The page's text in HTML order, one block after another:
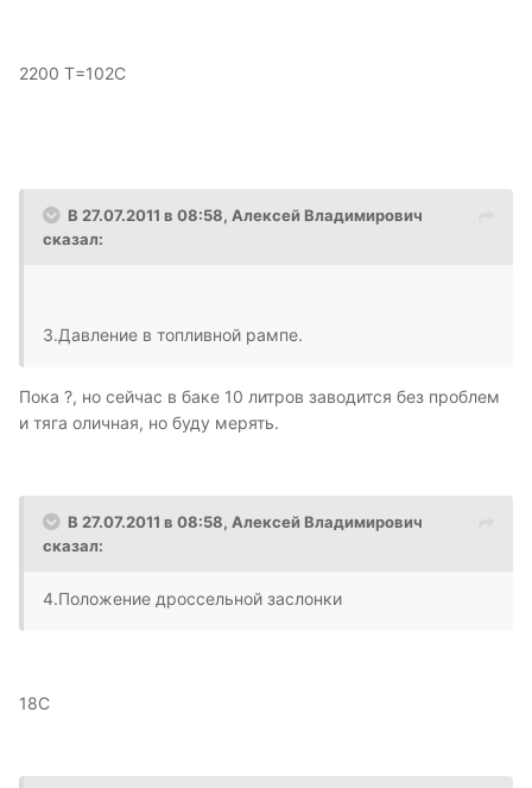
2200 Т=102С
В 27.07.2011 в 08:58, Алексей Владимирович
сказал:
3.Давление в топливной рампе.
Пока ?, но сейчас в баке 10 литров заводится без проблем
и тяга оличная, но буду мерять.
В 27.07.2011 в 08:58, Алексей Владимирович
сказал:
4.Положение дроссельной заслонки
18С